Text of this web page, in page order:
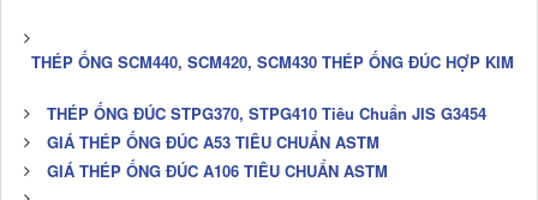
THÉP ỐNG SCM440, SCM420, SCM430 THÉP ỐNG ĐÚC HỢP KIM
THÉP ỐNG ĐÚC STPG370, STPG410 Tiêu Chuẩn JIS G3454
GIÁ THÉP ỐNG ĐÚC A53 TIÊU CHUẨN ASTM
GIÁ THÉP ỐNG ĐÚC A106 TIÊU CHUẨN ASTM